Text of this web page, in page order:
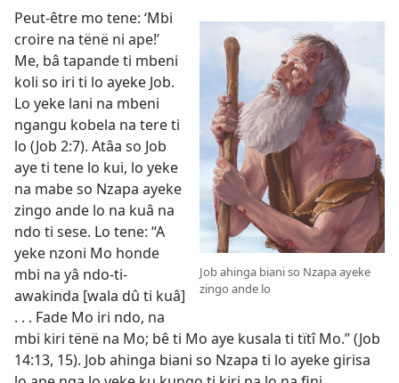
Job ahinga biani so Nzapa ayeke
zingo ande lo
Peut-être mo tene: ‘Mbi
croire na tënë ni ape!’
Me, bâ tapande ti mbeni
koli so iri ti lo ayeke Job.
Lo yeke lani na mbeni
ngangu kobela na tere ti
lo (Job 2:7). Atâa so Job
aye ti tene lo kui, lo yeke
na mabe so Nzapa ayeke
zingo ande lo na kuâ na
ndo ti sese. Lo tene: “A
yeke nzoni Mo honde
mbi na yâ ndo-ti-
awakinda [wala dû ti kuâ]
. . . Fade Mo iri ndo, na
mbi kiri tënë na Mo; bê ti Mo aye kusala ti tïtî Mo.” (Job
14:13, 15). Job ahinga biani so Nzapa ti lo ayeke girisa